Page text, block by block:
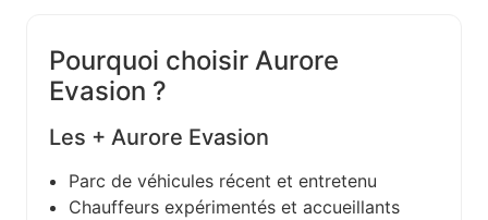
Pourquoi choisir Aurore
Evasion ?
Les + Aurore Evasion
Parc de véhicules récent et entretenu
Chauffeurs expérimentés et accueillants